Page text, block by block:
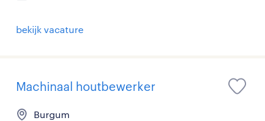
bekijk vacature
Machinaal houtbewerker
Burgum